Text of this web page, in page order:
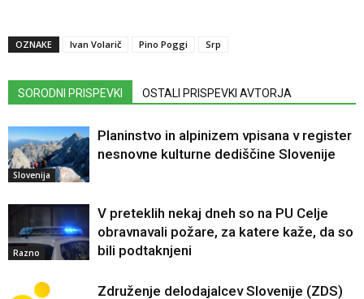
OZNAKE Ivan Volarič Pino Poggi Srp
SORODNI PRISPEVKI OSTALI PRISPEVKI AVTORJA
Slovenija
Planinstvo in alpinizem vpisana v register
nesnovne kulturne dediščine Slovenije
Razno
V preteklih nekaj dneh so na PU Celje
obravnavali požare, za katere kaže, da so
bili podtaknjeni
Združenje delodajalcev Slovenije (ZDS)